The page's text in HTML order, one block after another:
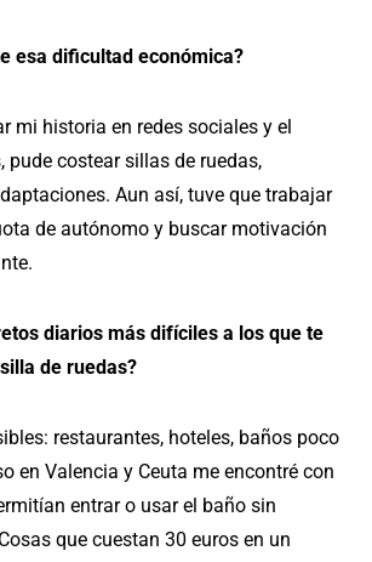
esa dificultad económica?
mi historia en redes sociales y el
pude costear sillas de ruedas,
Aun así, tuve que trabajar
de autónomo y buscar motivación
diarios más difíciles a los que te
de ruedas?
restaurantes, hoteles, baños poco
en Valencia y Ceuta me encontré con
entrar o usar el baño sin
que cuestan 30 euros en un